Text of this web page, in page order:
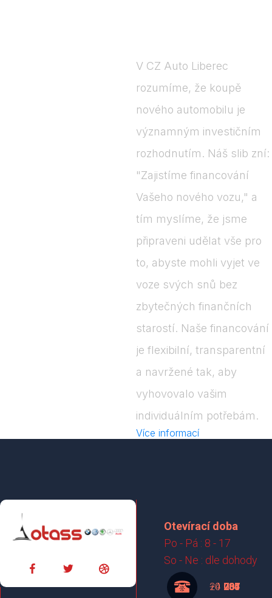
V CZ Auto Liberec
rozumíme, že koupě
nového automobilu je
významným investičním
rozhodnutím. Náš slib zní:
"Zajistíme financování
Vašeho nového vozu," a
tím myslíme, že jsme
připraveni udělat vše pro
to, abyste mohli vyjet ve
voze svých snů bez
zbytečných finančních
starostí. Naše financování
je flexibilní, transparentní
a navržené tak, aby
vyhovovalo vašim
individuálním potřebám.
Více informací
Otevírací doba
Po - Pá : 8 - 17
So - Ne : dle dohody
+420 737 265 004